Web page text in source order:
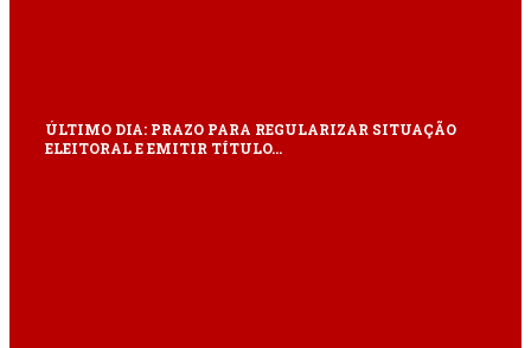
ÚLTIMO DIA: PRAZO PARA REGULARIZAR SITUAÇÃO
ELEITORAL E EMITIR TÍTULO…